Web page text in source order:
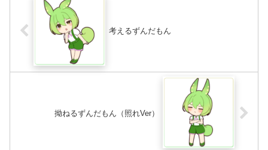
考えるずんだもん
拗ねるずんだもん（照れVer）